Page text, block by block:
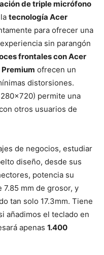
de triple micrófono
tecnología Acer
para ofrecer una
sin parangón
frontales con Acer
ofrecen un
distorsiones.
permite una
otros usuarios de
de negocios, estudiar
diseño, desde sus
potencia su
mm de grosor, y
tan solo 17.3mm. Tiene
añadimos el teclado en
apenas 1.400